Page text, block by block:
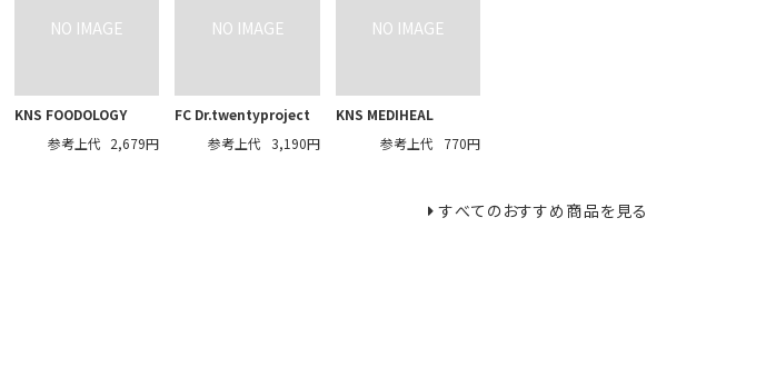
KNS FOODOLOGY
参考上代 2,679円
FC Dr.twentyproject
参考上代
3,190円
KNS MEDIHEAL
参考上代
770円
すべてのおすすめ商品を見る